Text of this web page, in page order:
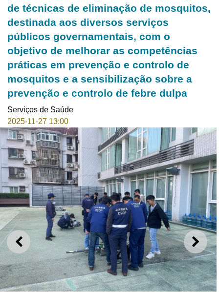
de técnicas de eliminação de mosquitos,
destinada aos diversos serviços
públicos governamentais, com o
objetivo de melhorar as competências
práticas em prevenção e controlo de
mosquitos e a sensibilização sobre a
prevenção e controlo de febre dulpa
Serviços de Saúde
2025-11-27 13:00
ANTERIOR